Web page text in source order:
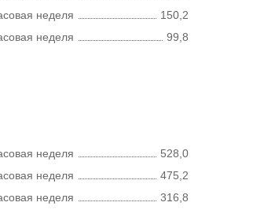
неделя
150,2
неделя
99,8
неделя
528,0
неделя
475,2
неделя
316,8